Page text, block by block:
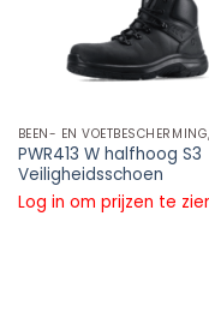
PWR413 W halfhoog S3
Veiligheidsschoen
Log in om prijzen te